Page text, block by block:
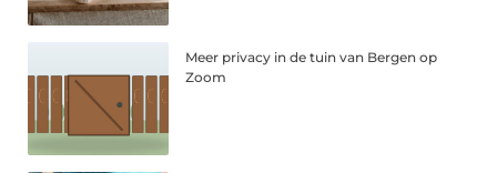
Meer privacy in de tuin van Bergen op
Zoom